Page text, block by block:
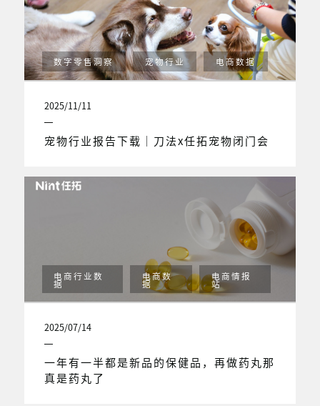
数字零售洞察 宠物行业 电商数据
2025/11/11
宠物行业报告下载｜刀法x任拓宠物闭门会
电商行业数
据
电商数
据
电商情报
站
2025/07/14
一年有一半都是新品的保健品，再做药丸那
真是药丸了